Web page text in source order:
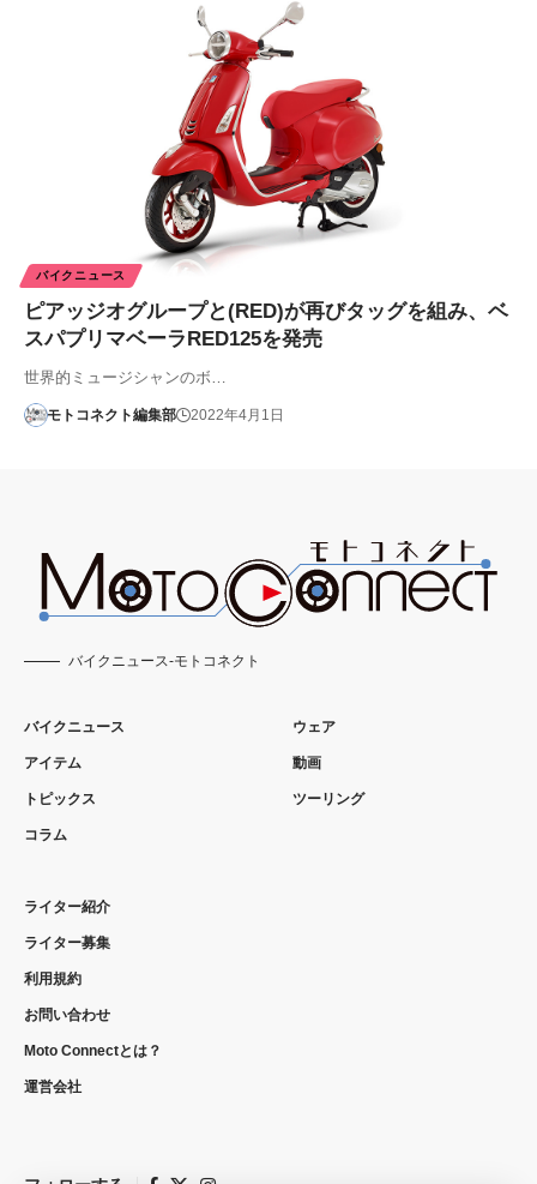
バイクニュース
ピアッジオグループと(RED)が再びタッグを組み、ベ
スパプリマベーラRED125を発売
世界的ミュージシャンのボ…
モトコネクト編集部 2022年4月1日
バイクニュース-モトコネクト
バイクニュース
アイテム
トピックス
コラム
ウェア
動画
ツーリング
ライター紹介
ライター募集
利用規約
お問い合わせ
Moto Connectとは？
運営会社